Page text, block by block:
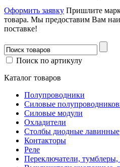
Оформить заявку Пришлите
товара. Мы предоставим Вам
поставке!
Поиск по артикулу
Каталог товаров
Полупроводники
Силовые
Силовые модули
Охладители
Столбы диодные лавинные
Контакторы
Реле
Переключатели,